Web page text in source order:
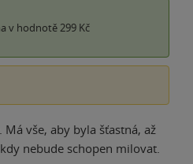
v hodnotě 299 Kč
vše, aby byla šťastná, až
nebude schopen milovat.